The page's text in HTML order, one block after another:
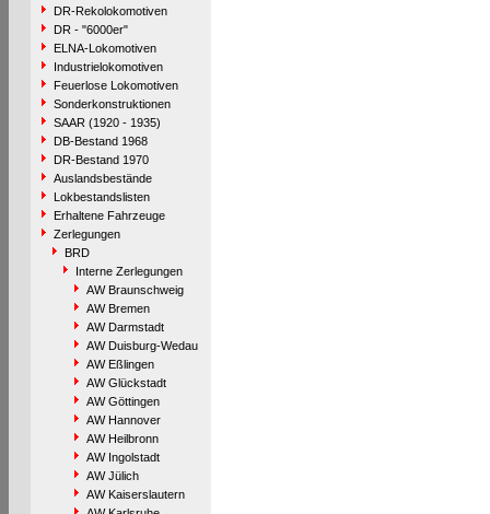
DR-Rekolokomotiven
DR - "6000er"
ELNA-Lokomotiven
Industrielokomotiven
Feuerlose Lokomotiven
Sonderkonstruktionen
SAAR (1920 - 1935)
DB-Bestand 1968
DR-Bestand 1970
Auslandsbestände
Lokbestandslisten
Erhaltene Fahrzeuge
Zerlegungen
BRD
Interne Zerlegungen
AW Braunschweig
AW Bremen
AW Darmstadt
AW Duisburg-Wedau
AW Eßlingen
AW Glückstadt
AW Göttingen
AW Hannover
AW Heilbronn
AW Ingolstadt
AW Jülich
AW Kaiserslautern